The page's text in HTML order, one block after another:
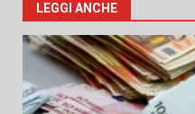
LEGGI ANCHE